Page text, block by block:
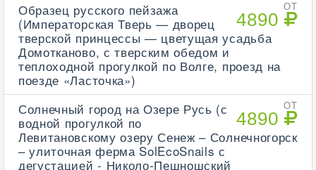
ОТ
4890
Образец русского пейзажа
(Императорская Тверь — дворец
тверской принцессы — цветущая усадьба
Домотканово, с тверским обедом и
теплоходной прогулкой по Волге, проезд на
поезде «Ласточка»)
ОТ
4890
Солнечный город на Озере Русь (с
водной прогулкой по
Левитановскому озеру Сенеж – Солнечногорск
– улиточная ферма SolEcoSnails с
дегустацией - Николо-Пешношский